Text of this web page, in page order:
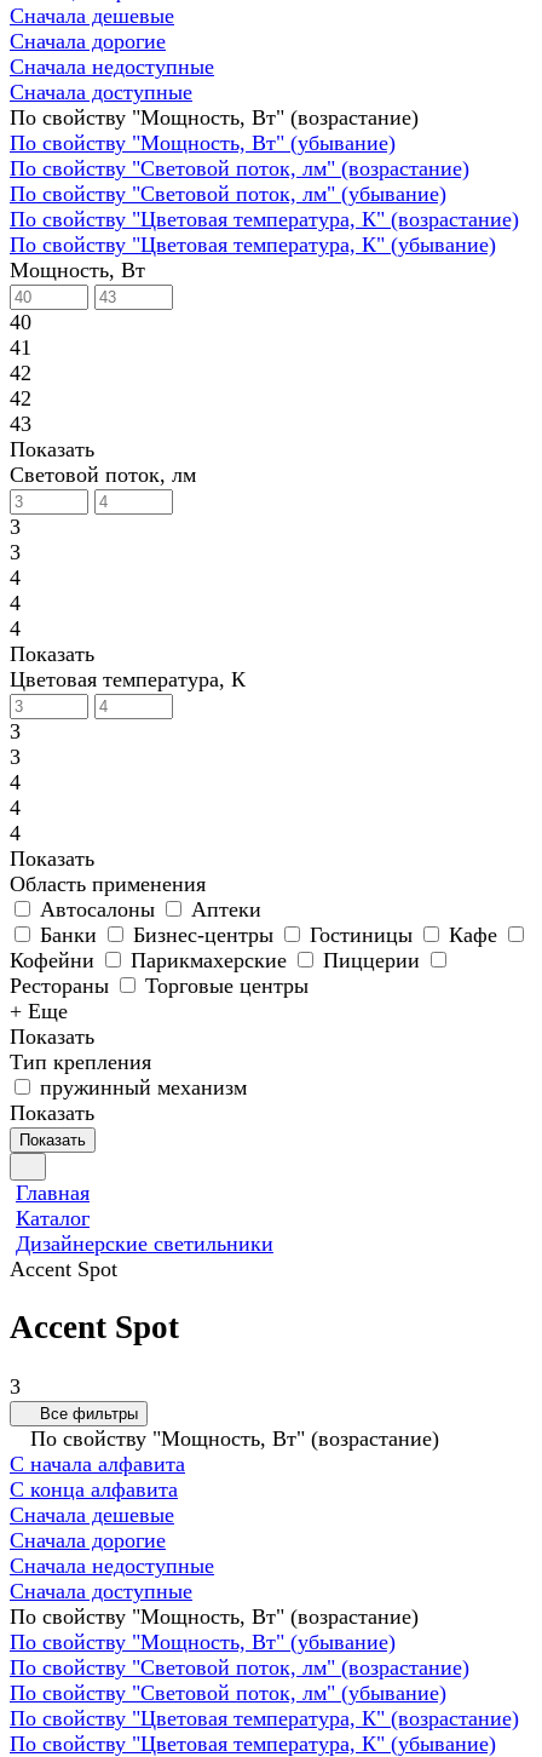
Сначала дешевые
Сначала дорогие
Сначала недоступные
Сначала доступные
По свойству "Мощность, Вт" (возрастание)
По свойству "Мощность, Вт" (убывание)
По свойству "Световой поток, лм" (возрастание)
По свойству "Световой поток, лм" (убывание)
По свойству "Цветовая температура, К" (возрастание)
По свойству "Цветовая температура, К" (убывание)
Мощность, Вт
40
41
42
42
43
Показать
Световой поток, лм
3
3
4
4
4
Показать
Цветовая температура, К
3
3
4
4
4
Показать
Область применения
Автосалоны
Аптеки
Банки
Бизнес-центры Гостиницы
Кафе
Кофейни
Парикмахерские
Пиццерии
Рестораны
Торговые центры
+ Еще
Показать
Тип крепления
пружинный механизм
Показать
Показать
Главная
Каталог
Дизайнерские светильники
Accent Spot
Accent Spot
3
Все фильтры
По свойству "Мощность, Вт" (возрастание)
С начала алфавита
С конца алфавита
Сначала дешевые
Сначала дорогие
Сначала недоступные
Сначала доступные
По свойству "Мощность, Вт" (возрастание)
По свойству "Мощность, Вт" (убывание)
По свойству "Световой поток, лм" (возрастание)
По свойству "Световой поток, лм" (убывание)
По свойству "Цветовая температура, К" (возрастание)
По свойству "Цветовая температура, К" (убывание)